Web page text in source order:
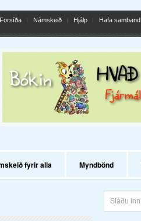
Forsíða Námskeið Hjálp Hafa samband
fyrir alla Myndbönd